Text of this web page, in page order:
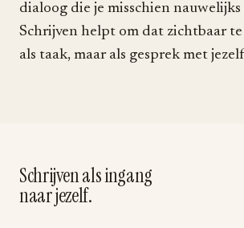
dialoog die je misschien
Schrijven helpt om dat zichtbaar
als taak, maar als gesprek met
Schrijven als ingang
naar jezelf.